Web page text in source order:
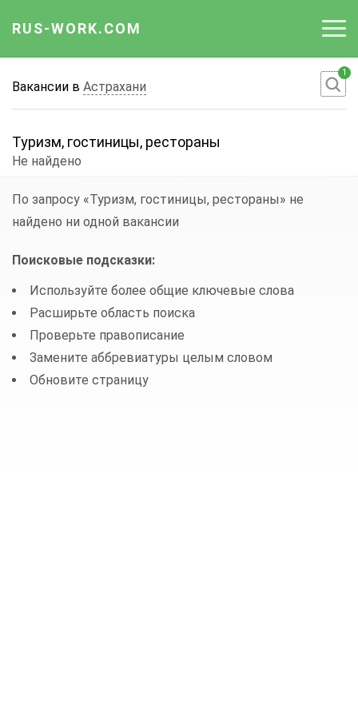
RUS-WORK.COM
Вакансии
Отрасли
Работодателю
Вакансии в Астрахани
1
Туризм, гостиницы, рестораны
Не найдено
По запросу «Туризм, гостиницы, рестораны» не
найдено ни одной вакансии
Поисковые подсказки:
Используйте более общие ключевые слова
Расширьте область поиска
Проверьте правописание
Замените аббревиатуры целым словом
Обновите страницу